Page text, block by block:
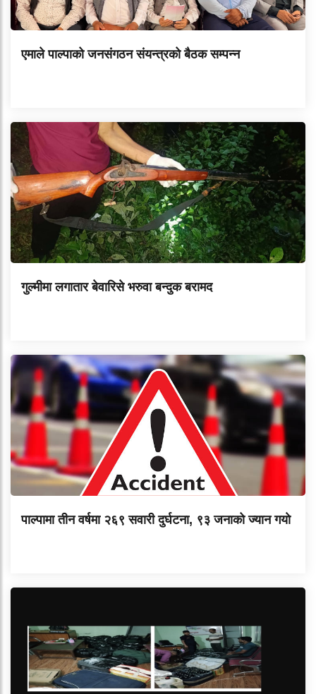
एमाले पाल्पाको जनसंगठन संयन्त्रको बैठक सम्पन्न
गुल्मीमा लगातार बेवारिसे भरुवा बन्दुक बरामद
पाल्पामा तीन वर्षमा २६९ सवारी दुर्घटना, ९३ जनाको ज्यान गयाे